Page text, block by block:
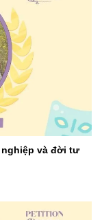
nghiệp và đời tư